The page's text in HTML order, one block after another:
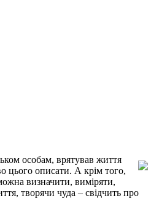
особам, врятував життя
цього описати. А крім того,
визначити, виміряти,
творячи чуда – свідчить про